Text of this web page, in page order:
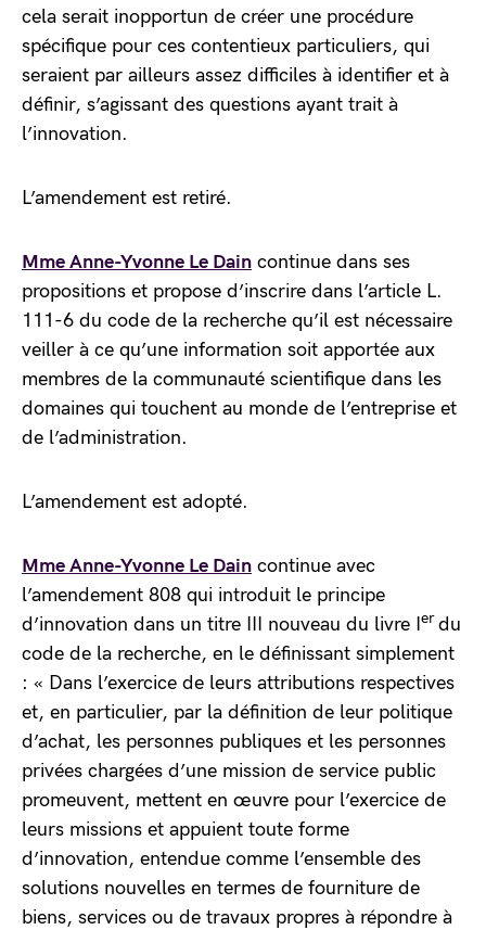
cela serait inopportun de créer une procédure
spécifique pour ces contentieux particuliers, qui
seraient par ailleurs assez difficiles à identifier et à
définir, s’agissant des questions ayant trait à
l’innovation.
L’amendement est retiré.
Mme Anne-Yvonne Le Dain continue dans ses
propositions et propose d’inscrire dans l’article L.
111-6 du code de la recherche qu’il est nécessaire
veiller à ce qu’une information soit apportée aux
membres de la communauté scientifique dans les
domaines qui touchent au monde de l’entreprise et
de l’administration.
L’amendement est adopté.
Mme Anne-Yvonne Le Dain continue avec
l’amendement 808 qui introduit le principe
d’innovation dans un titre III nouveau du livre I
erdu
code de la recherche, en le définissant simplement
: « Dans l’exercice de leurs attributions respectives
et, en particulier, par la définition de leur politique
d’achat, les personnes publiques et les personnes
privées chargées d’une mission de service public
promeuvent, mettent en œuvre pour l’exercice de
leurs missions et appuient toute forme
d’innovation, entendue comme l’ensemble des
solutions nouvelles en termes de fourniture de
biens, services ou de travaux propres à répondre à